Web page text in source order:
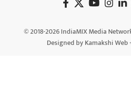
© 2018-2026 IndiaMIX Media
Designed by Kamakshi Web